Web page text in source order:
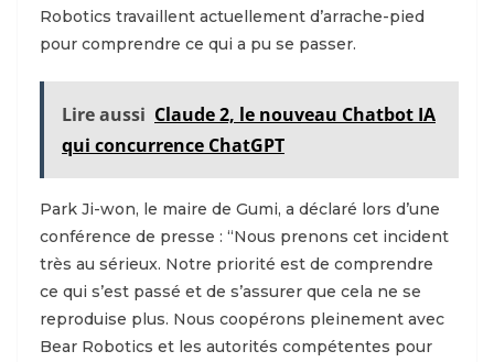
Robotics travaillent actuellement d’arrache-pied
pour comprendre ce qui a pu se passer.
Lire aussi Claude 2, le nouveau Chatbot IA
qui concurrence ChatGPT
Park Ji-won, le maire de Gumi, a déclaré lors d’une
conférence de presse : “Nous prenons cet incident
très au sérieux. Notre priorité est de comprendre
ce qui s’est passé et de s’assurer que cela ne se
reproduise plus. Nous coopérons pleinement avec
Bear Robotics et les autorités compétentes pour